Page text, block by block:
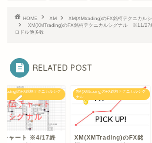
HOME XM
XM(XMtrading)のFX銘柄テクニカル
XM(XMTrading)のFX銘柄テクニカルシグナル ※11/27
ロドル他多数
RELATED POST
のFX銘柄テクニカルシグ
チャート ※4/17終
XM(XMtrading)のFX銘柄テクニカルシグ
ナル
XM(XMTrading)のFX銘